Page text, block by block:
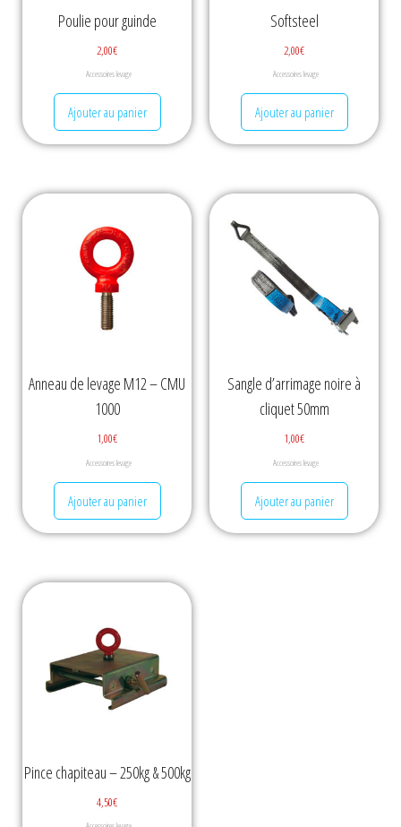
Poulie pour guinde
2,00€
Accessoires levage
Ajouter au panier
Softsteel
2,00€
Accessoires levage
Ajouter au panier
Anneau de levage M12 – CMU
1000
1,00€
Accessoires levage
Ajouter au panier
Sangle d’arrimage noire à
cliquet 50mm
1,00€
Accessoires levage
Ajouter au panier
Pince chapiteau – 250kg & 500kg
4,50€